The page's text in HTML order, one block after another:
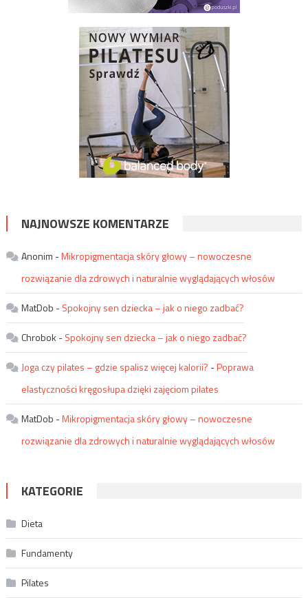
NAJNOWSZE KOMENTARZE
Anonim -Mikropigmentacja skóry głowy – nowoczesne
rozwiązanie dla zdrowych i naturalnie wyglądających włosów
MatDob -Spokojny sen dziecka – jak o niego zadbać?
Chrobok -Spokojny sen dziecka – jak o niego zadbać?
Joga czy pilates – gdzie spalisz więcej kalorii? -Poprawa
elastyczności kręgosłupa dzięki zajęciom pilates
MatDob -Mikropigmentacja skóry głowy – nowoczesne
rozwiązanie dla zdrowych i naturalnie wyglądających włosów
KATEGORIE
Dieta
Fundamenty
Pilates